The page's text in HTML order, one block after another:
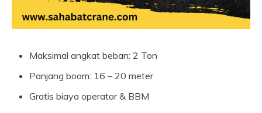
Maksimal angkat beban: 2 Ton
Panjang boom: 16 – 20 meter
Gratis biaya operator & BBM